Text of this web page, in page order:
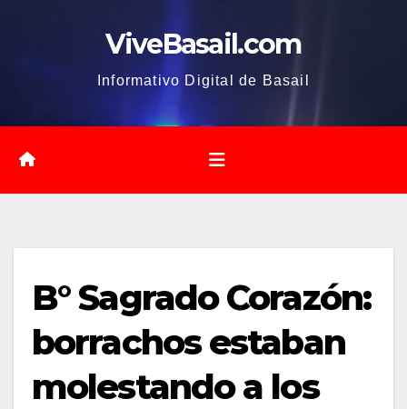
ViveBasail.com
Informativo Digital de Basail
B° Sagrado Corazón:
borrachos estaban
molestando a los